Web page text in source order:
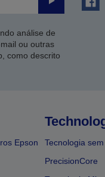
Enviar
análise de
ou outras
como descrito
Epson
Tecnologia
PrecisionCore